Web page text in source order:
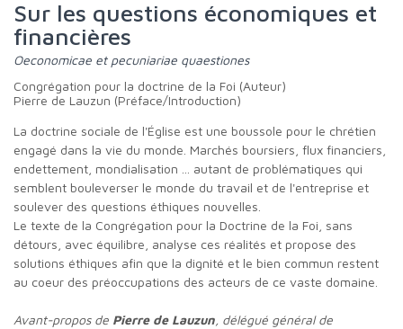
Sur les questions économiques et
financières
Oeconomicae et pecuniariae quaestiones
Congrégation pour la doctrine de la Foi (Auteur)
Pierre de Lauzun (Préface/Introduction)
La doctrine sociale de l'Église est une boussole pour le chrétien
engagé dans la vie du monde. Marchés boursiers, flux financiers,
endettement, mondialisation ... autant de problématiques qui
semblent bouleverser le monde du travail et de l'entreprise et
soulever des questions éthiques nouvelles.
Le texte de la Congrégation pour la Doctrine de la Foi, sans
détours, avec équilibre, analyse ces réalités et propose des
solutions éthiques afin que la dignité et le bien commun restent
au coeur des préoccupations des acteurs de ce vaste domaine.
Avant-propos de Pierre de Lauzun , délégué général de